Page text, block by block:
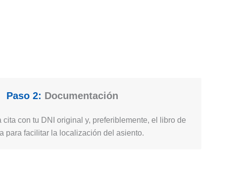
Paso 2: Documentación
cita con tu DNI original y, preferiblemente, el libro de
para facilitar la localización del asiento.